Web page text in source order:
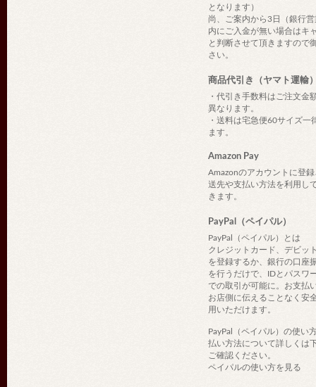
となります）
尚、ご案内から3日（銀行
内にご入金が無い場合はキ
と判断させて頂きますので
さい。
商品代引き（ヤマト運輸
・代引き手数料はご注文金
異なります。
・送料は宅急便60サイズ一
ます。
Amazon Pay
Amazonのアカウントに登
送先や支払い方法を利用し
きます。
PayPal（ペイパル）
PayPal（ペイパル）とは
クレジットカード、デビッ
を登録するか、銀行の口座
を行うだけで、IDとパスワ
での取引が可能に。お支払
お店側に伝えることなく安
用いただけます。
PayPal（ペイパル）の使い
払い方法について詳しくは
ご確認ください。
ペイパルの使い方を見る